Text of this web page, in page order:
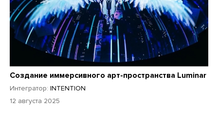
Создание иммерсивного арт-пространства Luminar
Интегратор: INTENTION
12 августа 2025